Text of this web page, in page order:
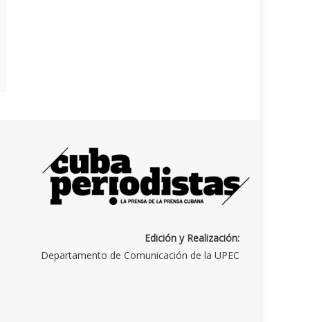
Edición y Realización:
Departamento de Comunicación de la UPEC